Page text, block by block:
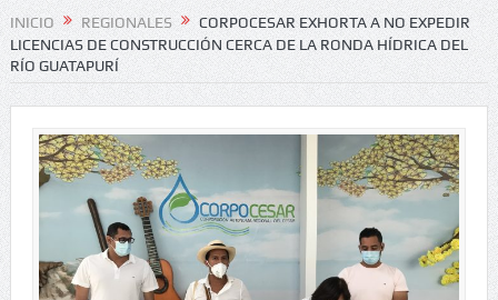
2026
INICIO REGIONALES
CORPOCESAR EXHORTA A NO EXPEDIR
LICENCIAS DE CONSTRUCCIÓN CERCA DE LA RONDA HÍDRICA DEL
RÍO GUATAPURÍ